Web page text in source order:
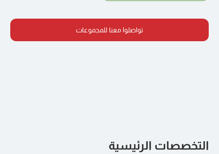
تواصلوا معنا للمجموعات
التخصصات الرئيسية